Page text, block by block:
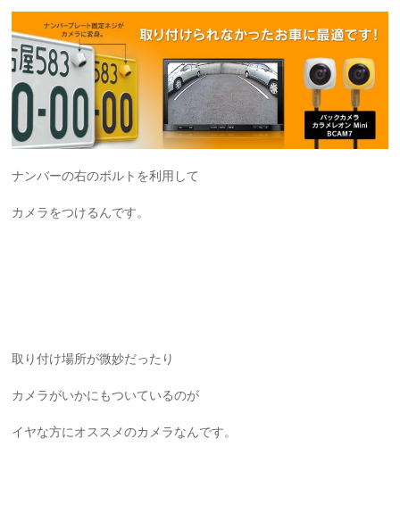
ナンバーの右のボルトを利用して
カメラをつけるんです。
取り付け場所が微妙だったり
カメラがいかにもついているのが
イヤな方にオススメのカメラなんです。